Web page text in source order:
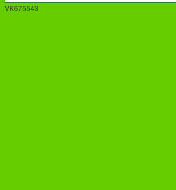
VK675543